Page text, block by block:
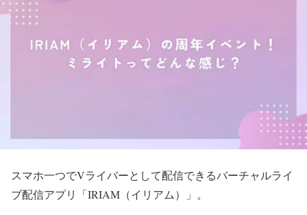
スマホ一つでVライバーとして配信できるバーチャルライ
ブ配信アプリ「IRIAM（イリアム）」。